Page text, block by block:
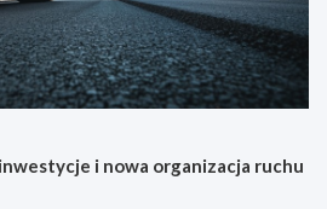
i nowa organizacja ruchu